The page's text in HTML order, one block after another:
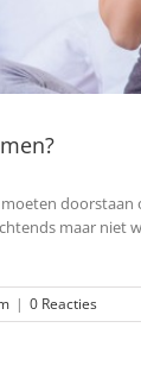
doorstaan
maar niet
| 0 Reacties